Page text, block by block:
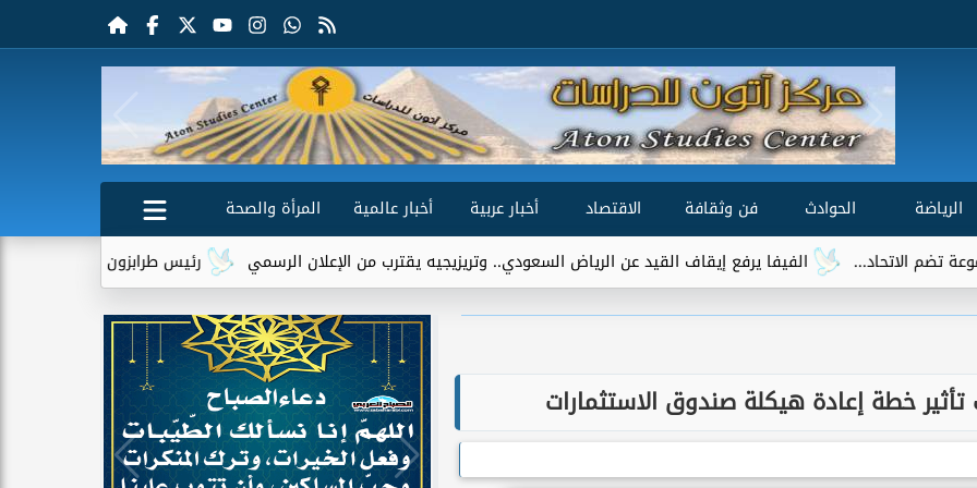
الرياضة الحوادث فن وثقافة الاقتصاد أخبار عربية أخبار عالمية
المرأة والصحة
رئيس طرابزون سبور يكشف دور تريزيجيه في
الفيفا يرفع إيقاف القيد عن الرياض السعودي.. وتريزيجيه يقترب من الإعلان الرسمي
خطة إعادة هيكلة صندوق الاستثمارات